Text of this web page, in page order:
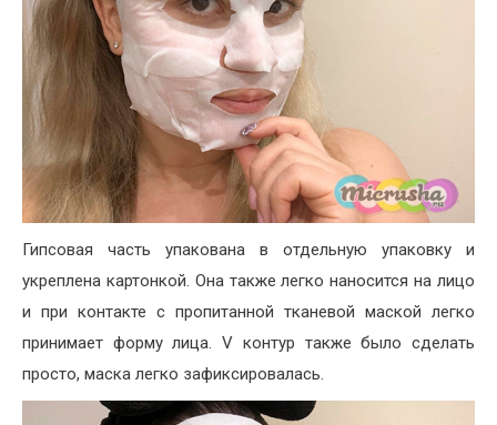
Гипсовая часть упакована в отдельную упаковку и
укреплена картонкой. Она также легко наносится на лицо
и при контакте с пропитанной тканевой маской легко
принимает форму лица. V контур также было сделать
просто, маска легко зафиксировалась.